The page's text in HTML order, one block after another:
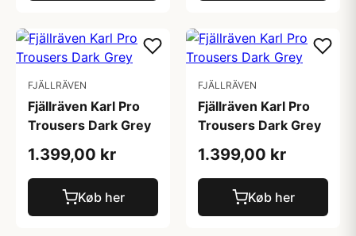
FJÄLLRÄVEN
Fjällräven Karl Pro
Trousers Dark Grey
1.399,00 kr
Køb her
FJÄLLRÄVEN
Fjällräven Karl Pro
Trousers Dark Grey
1.399,00 kr
Køb her